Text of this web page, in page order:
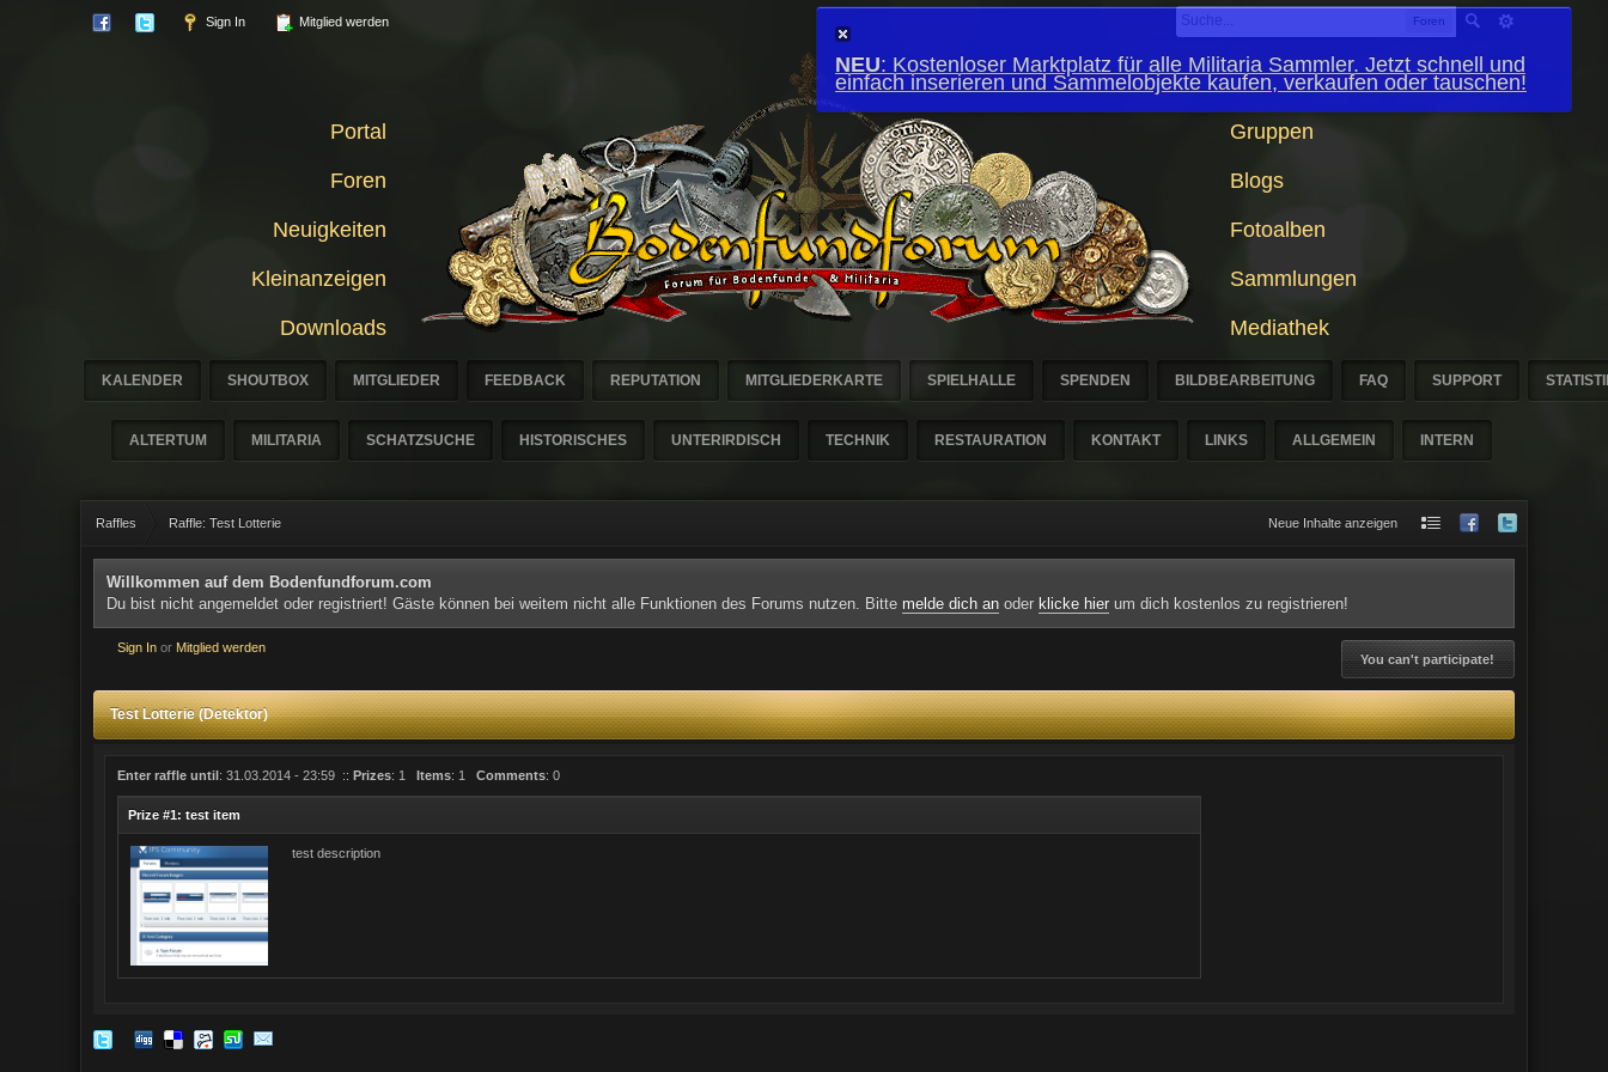
Foren
Sign In Mitglied werden
Portal
Foren
Neuigkeiten
Kleinanzeigen
Downloads
Gruppen
Blogs
Fotoalben
Sammlungen
Mediathek
KALENDER SHOUTBOX MITGLIEDER FEEDBACK REPUTATION MITGLIEDERKARTE SPIELHALLE SPENDEN BILDBEARBEITUNG FAQ SUPPORT
ALTERTUM MILITARIA SCHATZSUCHE HISTORISCHES UNTERIRDISCH TECHNIK RESTAURATION KONTAKT LINKS ALLGEMEIN INTERN
Raffles Raffle: Test Lotterie Neue Inhalte anzeigen
NEU: Kostenloser Marktplatz für alle Militaria Sammler. Jetzt schnell und
einfach inserieren und Sammelobjekte kaufen, verkaufen oder tauschen!
Willkommen auf dem Bodenfundforum.com
Du bist nicht angemeldet oder registriert! Gäste können bei weitem nicht alle Funktionen des Forums nutzen. Bitte melde dich an oder klicke hier um dich kostenlos zu registrieren!
You can't participate!
Sign In or Mitglied werden
Test Lotterie (Detektor)
Enter raffle until: 31.03.2014 - 23:59 ::Prizes: 1 Items: 1 Comments: 0
Prize #1: test item
test description